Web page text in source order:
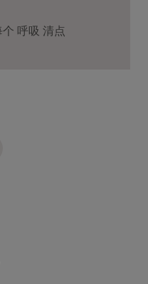
呼吸 清点